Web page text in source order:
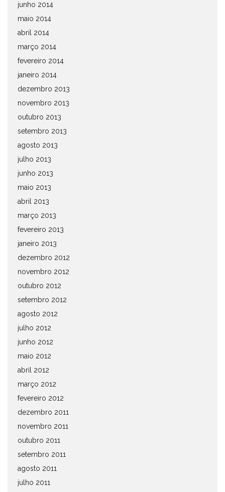
junho 2014
maio 2014
abril 2014
março 2014
fevereiro 2014
janeiro 2014
dezembro 2013
novembro 2013
outubro 2013
setembro 2013
agosto 2013
julho 2013
junho 2013
maio 2013
abril 2013
março 2013
fevereiro 2013
janeiro 2013
dezembro 2012
novembro 2012
outubro 2012
setembro 2012
agosto 2012
julho 2012
junho 2012
maio 2012
abril 2012
março 2012
fevereiro 2012
dezembro 2011
novembro 2011
outubro 2011
setembro 2011
agosto 2011
julho 2011